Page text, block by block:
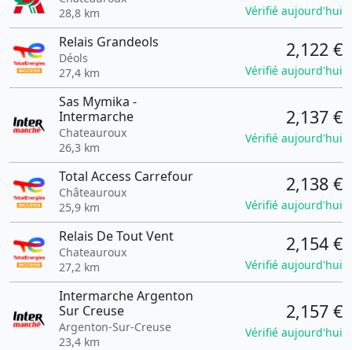
28,8 km
Vérifié aujourd'hui
Relais Grandeols
Déols
27,4 km
2,122 €
Vérifié aujourd'hui
Sas Mymika -
Intermarche
Chateauroux
26,3 km
2,137 €
Vérifié aujourd'hui
Total Access Carrefour
Châteauroux
25,9 km
2,138 €
Vérifié aujourd'hui
Relais De Tout Vent
Chateauroux
27,2 km
2,154 €
Vérifié aujourd'hui
Intermarche Argenton
Sur Creuse
Argenton-Sur-Creuse
23,4 km
2,157 €
Vérifié aujourd'hui